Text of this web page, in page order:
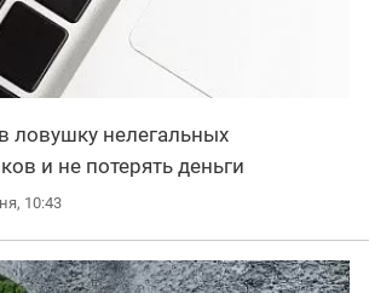
ловушку нелегальных
и не потерять деньги
10:43